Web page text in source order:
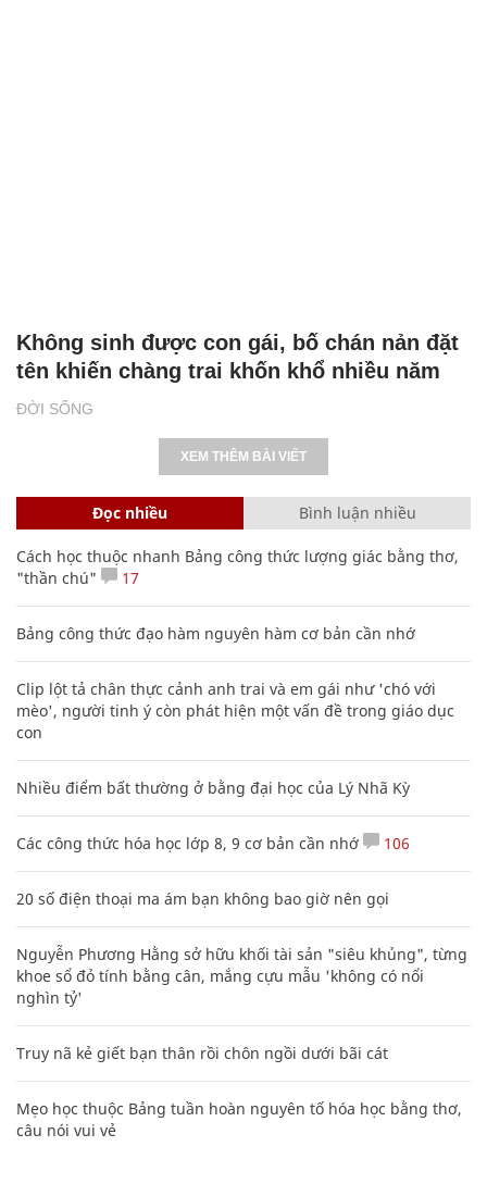
ĐỜI SỐNG
Không sinh được con gái, bố chán nản đặt
tên khiến chàng trai khốn khổ nhiều năm
XEM THÊM BÀI VIẾT
Đọc nhiều Bình luận nhiều
Cách học thuộc nhanh Bảng công thức lượng giác bằng thơ,
"thần chú"
17
Bảng công thức đạo hàm nguyên hàm cơ bản cần nhớ
Clip lột tả chân thực cảnh anh trai và em gái như 'chó với
mèo', người tinh ý còn phát hiện một vấn đề trong giáo dục
con
Nhiều điểm bất thường ở bằng đại học của Lý Nhã Kỳ
Các công thức hóa học lớp 8, 9 cơ bản cần nhớ 106
20 số điện thoại ma ám bạn không bao giờ nên gọi
Nguyễn Phương Hằng sở hữu khối tài sản "siêu khủng", từng
khoe sổ đỏ tính bằng cân, mắng cựu mẫu 'không có nổi
nghìn tỷ'
Truy nã kẻ giết bạn thân rồi chôn ngồi dưới bãi cát
Mẹo học thuộc Bảng tuần hoàn nguyên tố hóa học bằng thơ,
câu nói vui vẻ